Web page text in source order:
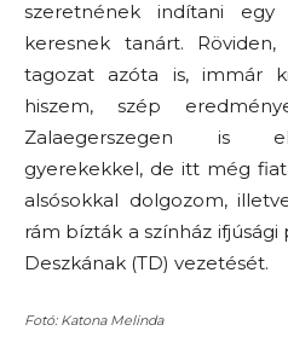
szeretnének indítani egy
keresnek tanárt.
tagozat azóta is, immár
hiszem, szép
Zalaegerszegen is
gyerekekkel, de itt még
alsósokkal dolgozom,
rám bízták a színház
Deszkának (TD) vezetését.
Fotó: Katona Melinda